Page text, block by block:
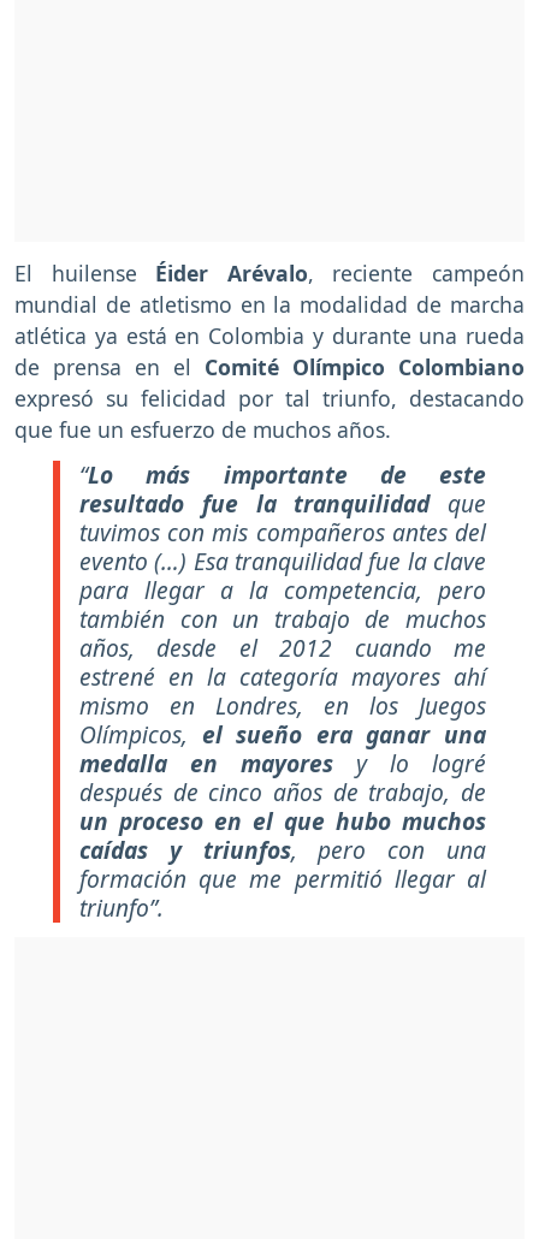
El huilense Éider Arévalo, reciente campeón
mundial de atletismo en la modalidad de marcha
atlética ya está en Colombia y durante una rueda
de prensa en el Comité Olímpico Colombiano
expresó su felicidad por tal triunfo, destacando
que fue un esfuerzo de muchos años.
“Lo más importante de este
resultado fue la tranquilidad que
tuvimos con mis compañeros antes del
evento (…) Esa tranquilidad fue la clave
para llegar a la competencia, pero
también con un trabajo de muchos
años, desde el 2012 cuando me
estrené en la categoría mayores ahí
mismo en Londres, en los Juegos
Olímpicos, el sueño era ganar una
medalla en mayores y lo logré
después de cinco años de trabajo, de
un proceso en el que hubo muchos
caídas y triunfos, pero con una
formación que me permitió llegar al
triunfo”.